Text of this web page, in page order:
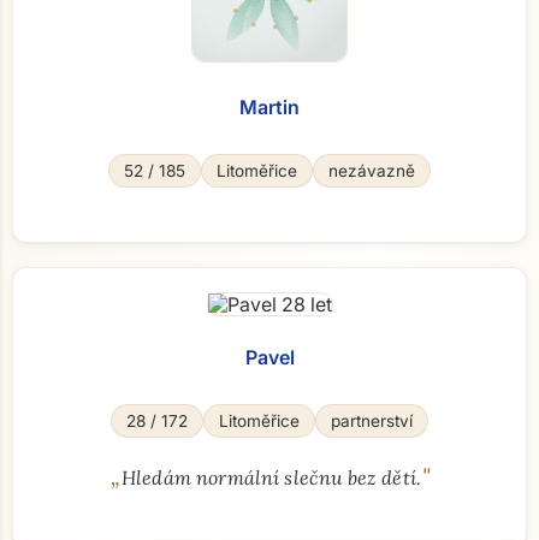
Martin
52 / 185 Litoměřice nezávazně
Pavel
28 / 172 Litoměřice partnerství
„Hledám normální slečnu bez dětí."